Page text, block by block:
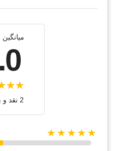
میانگین
2 نقد و بررسی‌‌
★★★★★